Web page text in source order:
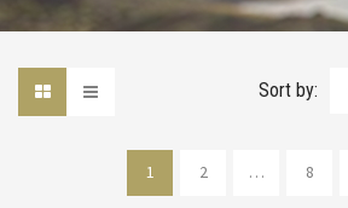
Sort by:
1 2 … 8